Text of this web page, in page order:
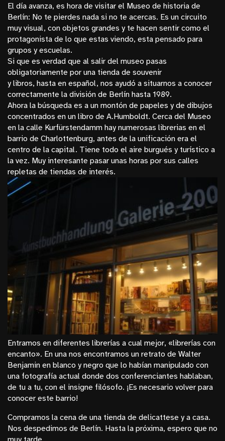
El día avanza, es hora de visitar el Museo de historia de
Berlín: No te pierdes nada si no te acercas. Es un circuito
muy visual, con objetos grandes y te hacen sentir como el
protagonista de lo que estas viendo, esta pensado para
grupos y escuelas.
Si que es verdad que al salir del museo pasas
obligatoriamente por una tienda de souvenir
y libros, hasta en español, nos ayudó a situarnos a conocer
correctamente la división de Berlín hasta 1989.
Ahora la búsqueda es a un montón de papeles y de dibujos
concentrados en un libro de A.Humboldt. Cerca del Museo
en la calle Kurfürstendamm hay numerosas librerias en el
barrio de Charlottenburg, antes de la unificación era el
centro de la capital. Tiene todo el aire burgués y turístico a
la vez. Muy interesante pasar unas horas por sus calles
repletas de tiendas de interés.
Entramos en diferentes librerías a cual mejor, «librerías con
encanto». En una nos encontramos un retrato de Walter
Benjamin en blanco y negro que lo habían manipulado con
una fotografía actual donde dos conferenciantes hablaban,
de tu a tu, con el insigne filósofo. ¡Es necesario volver para
conocer este barrio!
Compramos la cena de una tienda de delicattese y a casa.
Nos despedimos de Berlín. Hasta la próxima, espero que no